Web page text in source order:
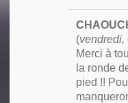
(vendredi,
Merci à
la ronde
pied !!